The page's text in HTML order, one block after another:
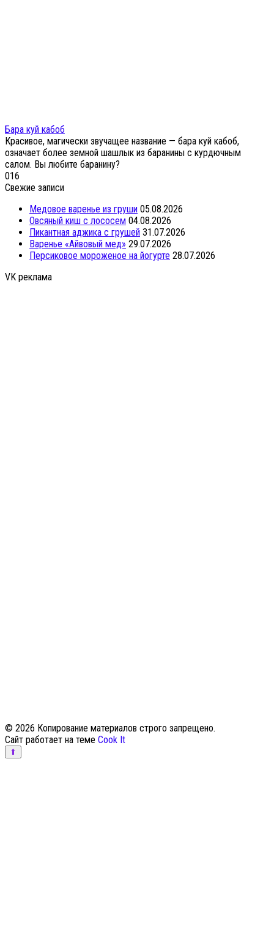
Бара куй кабоб
Красивое, магически звучащее название — бара куй кабоб,
означает более земной шашлык из баранины с курдючным
салом. Вы любите баранину?
016
Свежие записи
Медовое варенье из груши 05.08.2026
Овсяный киш с лососем 04.08.2026
Пикантная аджика с грушей 31.07.2026
Варенье «Айвовый мед» 29.07.2026
Персиковое мороженое на йогурте 28.07.2026
VK реклама
© 2026 Копирование материалов строго запрещено.
Сайт работает на теме Cook It